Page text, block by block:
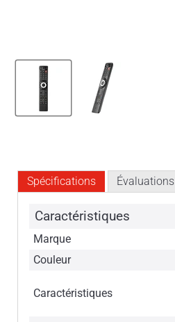
Spécifications Évaluations
Caractéristiques
Marque
Couleur
Caractéristiques